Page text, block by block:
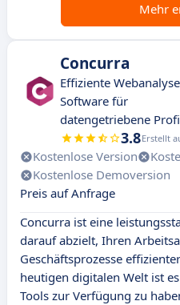
Mehr
Concurra
Effiziente Webanalyse
Software für
datengetriebene
3.8Erstellt
Kostenlose Version
Kostenlose Demoversion
Preis auf Anfrage
Concurra ist eine
darauf abzielt, Ihren
Geschäftsprozesse
heutigen digitalen Welt ist
Tools zur Verfügung zu